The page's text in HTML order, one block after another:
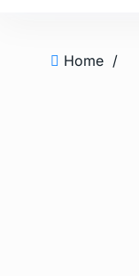
Home /